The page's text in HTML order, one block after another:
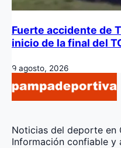
Fuerte accidente de
inicio de la final del
9 agosto, 2026
Noticias del deporte en
Información confiable y